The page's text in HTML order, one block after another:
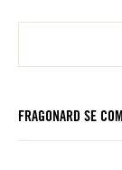
FRAGONARD SE